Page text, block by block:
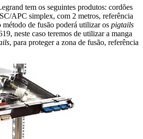
tem os seguintes produtos: cordões
APC simplex, com 2 metros, referência
de fusão poderá utilizar os pigtails
neste caso teremos de utilizar a manga
, para proteger a zona de fusão, referência